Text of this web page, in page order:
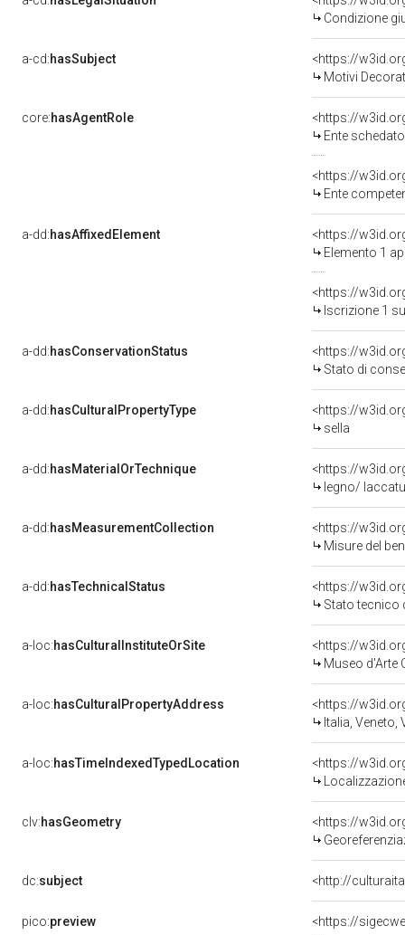
Condizione
a-cd:hasSubject
<https://
Motivi
core:hasAgentRole
<https://
Ente
<https://
Ente
a-dd:hasAffixedElement
<https://
Elemento 1
<https://
Iscrizione 1
a-dd:hasConservationStatus
<https://
Stato di
a-dd:hasCulturalPropertyType
<https://
sella
a-dd:hasMaterialOrTechnique
<https://
legno/
a-dd:hasMeasurementCollection
<https://
Misure del
a-dd:hasTechnicalStatus
<https://
Stato tecnico
a-loc:hasCulturalInstituteOrSite
<https://
Museo d'Arte
a-loc:hasCulturalPropertyAddress
<https://
Italia, Veneto,
a-loc:hasTimeIndexedTypedLocation
<https://
clv:hasGeometry
<https://
dc:subject <http://
pico:preview <https://